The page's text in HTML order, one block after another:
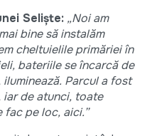
Seliște: „Noi am
bine să instalăm
cheltuielile primăriei în
bateriile se încarcă de
Parcul a fost
iar de atunci, toate
fac pe loc, aici.”